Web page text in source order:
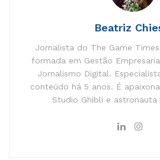
Beatriz
Jornalista do The Game
formada em Gestão
Jornalismo Digital.
conteúdo há 5 anos. É
Studio Ghibli e astronauta